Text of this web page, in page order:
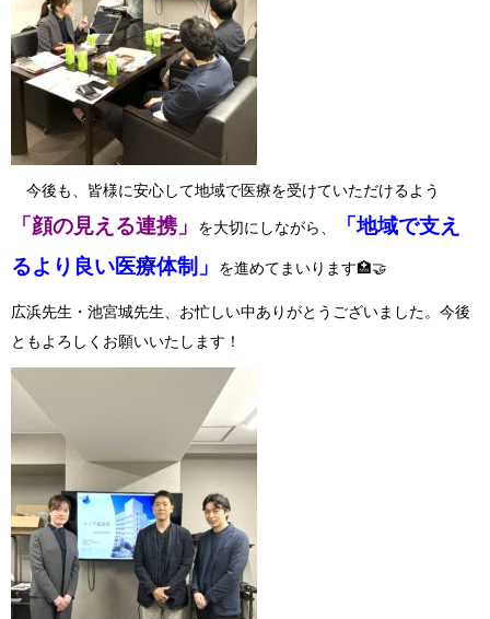
今後も、皆様に安心して地域で医療を受けていただけるよう
「顔の見える連携」 を大切にしながら、
「地域で支え
るより良い医療体制」
を進めてまいります🏥🤝
広浜先生・池宮城先生、お忙しい中ありがとうございました。今後
ともよろしくお願いいたします！